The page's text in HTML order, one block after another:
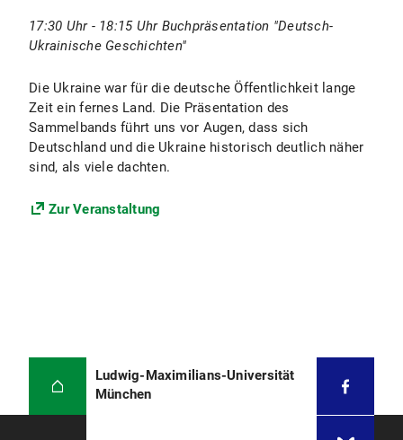
17:30 Uhr - 18:15 Uhr Buchpräsentation "Deutsch-
Ukrainische Geschichten"
Die Ukraine war für die deutsche Öffentlichkeit lange
Zeit ein fernes Land. Die Präsentation des
Sammelbands führt uns vor Augen, dass sich
Deutschland und die Ukraine historisch deutlich näher
sind, als viele dachten.
Zur Veranstaltung
Ludwig-Maximilians-Universität
München